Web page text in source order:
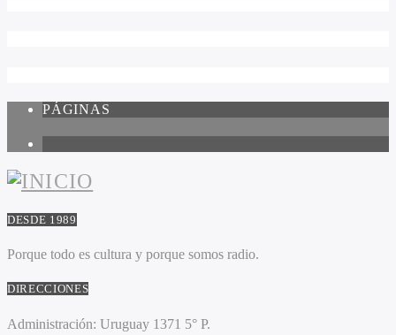
PÁGINAS
DESDE 1989
Porque todo es cultura y porque somos radio.
DIRECCIONES
Administración: Uruguay 1371 5° P.